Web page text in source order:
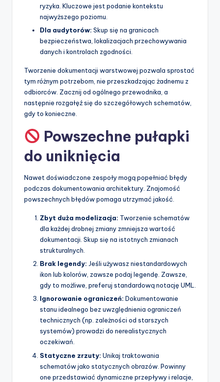
ryzyka. Kluczowe jest podanie kontekstu
najwyższego poziomu.
Dla audytorów: Skup się na granicach
bezpieczeństwa, lokalizacjach przechowywania
danych i kontrolach zgodności.
Tworzenie dokumentacji warstwowej pozwala sprostać
tym różnym potrzebom, nie przeszkadzając żadnemu z
odbiorców. Zacznij od ogólnego przewodnika, a
następnie rozgałęź się do szczegółowych schematów,
gdy to konieczne.
Powszechne pułapki
do uniknięcia
Nawet doświadczone zespoły mogą popełniać błędy
podczas dokumentowania architektury. Znajomość
powszechnych błędów pomaga utrzymać jakość.
Zbyt duża modelizacja: Tworzenie schematów
dla każdej drobnej zmiany zmniejsza wartość
dokumentacji. Skup się na istotnych zmianach
strukturalnych.
Brak legendy: Jeśli używasz niestandardowych
ikon lub kolorów, zawsze podaj legendę. Zawsze,
gdy to możliwe, preferuj standardową notację UML.
Ignorowanie ograniczeń: Dokumentowanie
stanu idealnego bez uwzględnienia ograniczeń
technicznych (np. zależności od starszych
systemów) prowadzi do nerealistycznych
oczekiwań.
Statyczne zrzuty: Unikaj traktowania
schematów jako statycznych obrazów. Powinny
one przedstawiać dynamiczne przepływy i relacje,